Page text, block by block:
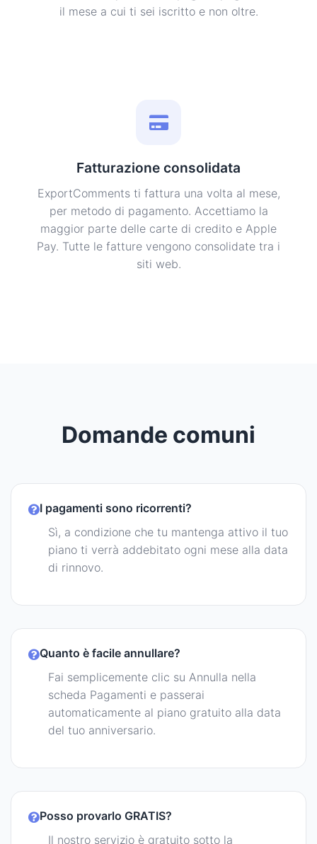
il mese a cui ti sei iscritto e non oltre.
Fatturazione consolidata
ExportComments ti fattura una volta al mese,
per metodo di pagamento. Accettiamo la
maggior parte delle carte di credito e Apple
Pay. Tutte le fatture vengono consolidate tra i
siti web.
Domande comuni
I pagamenti sono ricorrenti?
Sì, a condizione che tu mantenga attivo il tuo
piano ti verrà addebitato ogni mese alla data
di rinnovo.
Quanto è facile annullare?
Fai semplicemente clic su Annulla nella
scheda Pagamenti e passerai
automaticamente al piano gratuito alla data
del tuo anniversario.
Posso provarlo GRATIS?
Il nostro servizio è gratuito sotto la